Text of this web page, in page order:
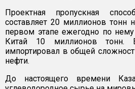
Проектная пропускная
составляет 20 миллионов тонн
первом этапе ежегодно по нему
Китай 10 миллионов тонн.
импортировал в общей
нефти.
До настоящего времени